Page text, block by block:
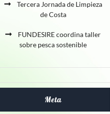
Tercera Jornada de Limpieza
de Costa
FUNDESIRE coordina taller
sobre pesca sostenible
Meta